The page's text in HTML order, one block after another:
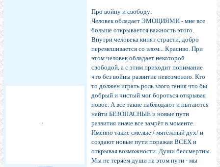
Про войну и свободу:
Человек обладает ЭМОЦИЯМИ - мне все
больше открывается важность этого.
Внутри человека кипят страсти, добро
перемешивается со злом... Красиво. При
этом человек обладает некоторой
свободой, а с этим приходит понимание
что без войны развитие невозможно. Кто
то должен играть роль злого гения что бы
добрый и чистый мог бороться открывая
новое. А все такие наблюдают и пытаются
найти БЕЗОПАСНЫЕ и новые пути
развития иначе все замрёт в моменте.
Именно такие смелые / мятежный дух/ и
создают новые пути поражая ВСЕХ и
открывая возможности. Души бессмертны.
Мы не теряем души на этом пути - мы